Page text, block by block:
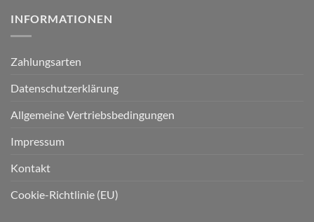
INFORMATIONEN
Zahlungsarten
Datenschutzerklärung
Allgemeine Vertriebsbedingungen
Impressum
Kontakt
Cookie-Richtlinie (EU)